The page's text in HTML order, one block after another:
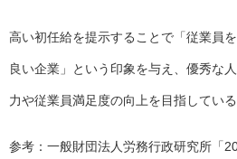
高い初任給を提示することで「従業員
良い企業」という印象を与え、優秀な
力や従業員満足度の向上を目指している
参考：一般財団法人労務行政研究所「